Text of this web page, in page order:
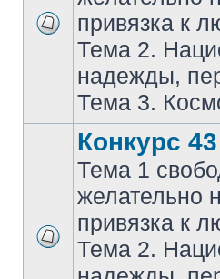
привязка к
Тема 2.
надежды,
Тема 3.
Конкурс 43
Тема 1
желательно
привязка к
Тема 2.